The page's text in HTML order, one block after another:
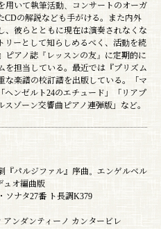
用いて執筆活動、コンサートのオーガ
CDの解説なども手がける。また内外
、彼らとともに現在は演奏されなくな
リーとして知らしめるべく、活動を続
ピアノ誌『レッスンの友』に定期的に
を担当している。最近では『プリズム
な楽譜の校訂譜を出版している。「マ
ヘンゼルト24のエチュード」「リアプ
ゾーン交響曲ピアノ連弾版」など。
『パルジファル』序曲。エンゲルベル
ュオ編曲版
ソナタ27番 ト長調K379
ンダンティーノ カンタービレ